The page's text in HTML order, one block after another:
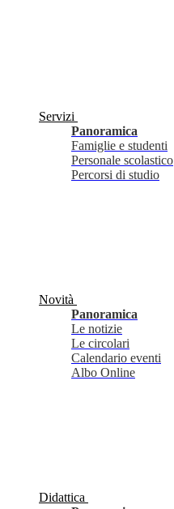
Servizi
Panoramica
Famiglie e studenti
Personale scolastico
Percorsi di studio
Novità
Panoramica
Le notizie
Le circolari
Calendario eventi
Albo Online
Didattica